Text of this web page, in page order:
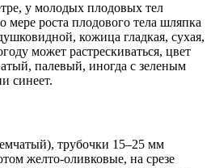
у молодых плодовых тел
роста плодового тела шляпка
кожица гладкая, сухая,
может растрескиваться, цвет
палевый, иногда с зеленым
синеет.
трубочки 15–25 мм
желто-оливковые, на срезе